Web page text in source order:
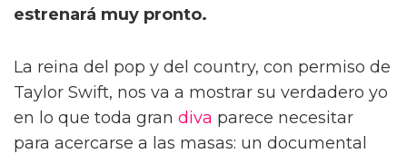
estrenará muy pronto.
La reina del pop y del country, con permiso de
Taylor Swift, nos va a mostrar su verdadero yo
en lo que toda gran diva parece necesitar
para acercarse a las masas: un documental